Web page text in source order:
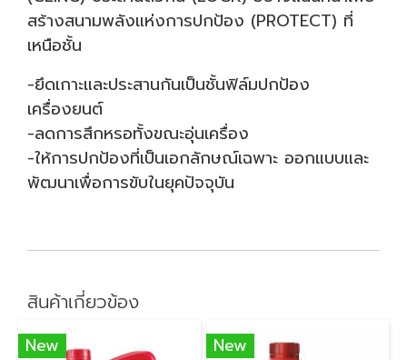
สร้างสนามพลังแห่งการปกป้อง (PROTECT) ที่
เหนือชั้น
-ยึดเกาะและประสานกันเป็นชั้นฟิล์มปกป้อง
เครื่องยนต์
-ลดการสึกหรอทั้งขณะอุ่นเครื่อง
-ให้การปกป้องที่เป็นเอกลักษณ์เฉพาะ ออกแบบและ
พัฒนาเพื่อการขับในยุคปัจจุบัน
สินค้าเกี่ยวข้อง
New New